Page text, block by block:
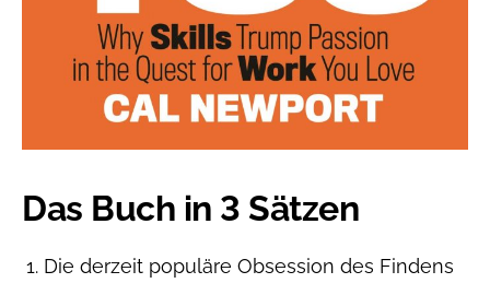
Das Buch in 3 Sätzen
Die derzeit populäre Obsession des Findens